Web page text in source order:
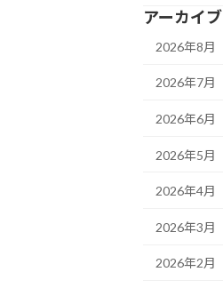
アーカイブ
2026年8月
2026年7月
2026年6月
2026年5月
2026年4月
2026年3月
2026年2月